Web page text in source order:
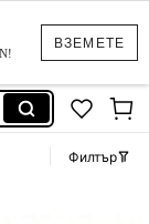
ВЗЕМЕТЕ
Филтър